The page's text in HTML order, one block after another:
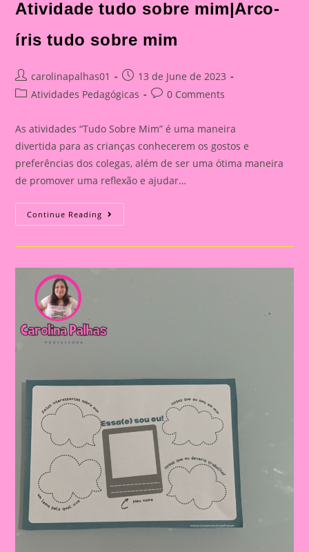
Atividade tudo sobre mim|Arco-
íris tudo sobre mim
Post
author:
carolinapalhas01
Post
published:
13 de June de 2023
PostAtividades Pedagógicas
Post0 Comments
As atividades “Tudo Sobre Mim” é uma maneira
divertida para as crianças conhecerem os gostos e
preferências dos colegas, além de ser uma ótima maneira
de promover uma reflexão e ajudar…
Continue Reading Atividade
Tudo
Mim|Arco-
Sobre